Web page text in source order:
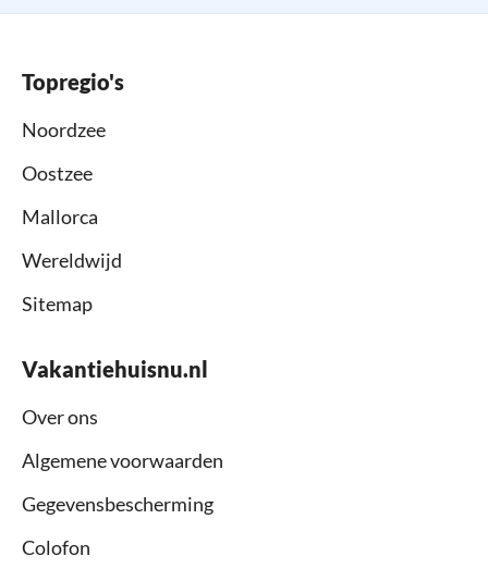
Topregio's
Noordzee
Oostzee
Mallorca
Wereldwijd
Sitemap
Vakantiehuisnu.nl
Over ons
Algemene voorwaarden
Gegevensbescherming
Colofon